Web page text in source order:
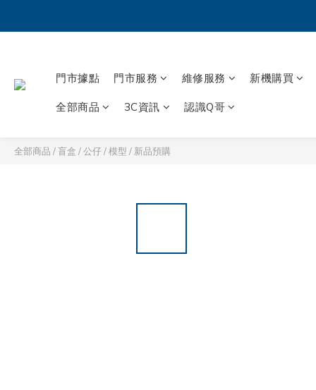
門市據點 門市服務 維修服務 新機購買
全部商品 3C資訊 認識Q哥
全部商品 /盲盒 / 公仔 / 模型 / 新品預購